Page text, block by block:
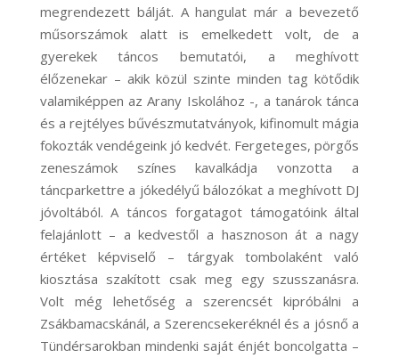
megrendezett bálját. A hangulat már a bevezető
műsorszámok alatt is emelkedett volt, de a
gyerekek táncos bemutatói, a meghívott
élőzenekar – akik közül szinte minden tag kötődik
valamiképpen az Arany Iskolához -, a tanárok tánca
és a rejtélyes bűvészmutatványok, kifinomult mágia
fokozták vendégeink jó kedvét. Fergeteges, pörgős
zeneszámok színes kavalkádja vonzotta a
táncparkettre a jókedélyű bálozókat a meghívott DJ
jóvoltából. A táncos forgatagot támogatóink által
felajánlott – a kedvestől a hasznoson át a nagy
értéket képviselő – tárgyak tombolaként való
kiosztása szakított csak meg egy szusszanásra.
Volt még lehetőség a szerencsét kipróbálni a
Zsákbamacskánál, a Szerencsekeréknél és a jósnő a
Tündérsarokban mindenki saját énjét boncolgatta –